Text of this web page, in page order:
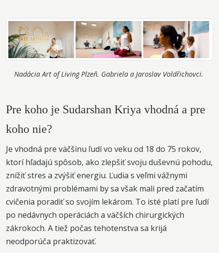
Nadácia Art of Living Plzeň. Gabriela a Jaroslav Voldřichovci.
Pre koho je Sudarshan Kriya vhodná a pre
koho nie?
Je vhodná pre väčšinu ľudí vo veku od 18 do 75 rokov,
ktorí hľadajú spôsob, ako zlepšiť svoju duševnú pohodu,
znížiť stres a zvýšiť energiu. Ľudia s veľmi vážnymi
zdravotnými problémami by sa však mali pred začatím
cvičenia poradiť so svojím lekárom. To isté platí pre ľudí
po nedávnych operáciách a väčších chirurgických
zákrokoch. A tiež počas tehotenstva sa krijá
neodporúča praktizovať.